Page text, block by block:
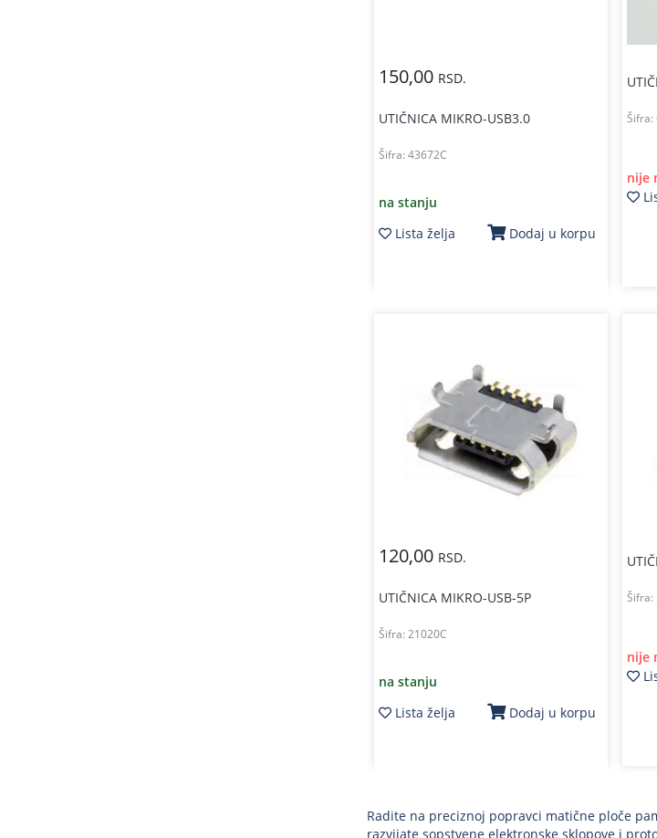
150,00 RSD.
UTIČNICA MIKRO-USB3.0
Šifra:43672C
na stanju
Lista želja
Dodaj u korpu
Šifra:
nije
120,00 RSD.
UTIČNICA MIKRO-USB-5P
Šifra:21020C
na stanju
Lista želja
Dodaj u korpu
Šifra:
nije
Radite na preciznoj popravci matične ploče
razvijate sopstvene elektronske sklopove i